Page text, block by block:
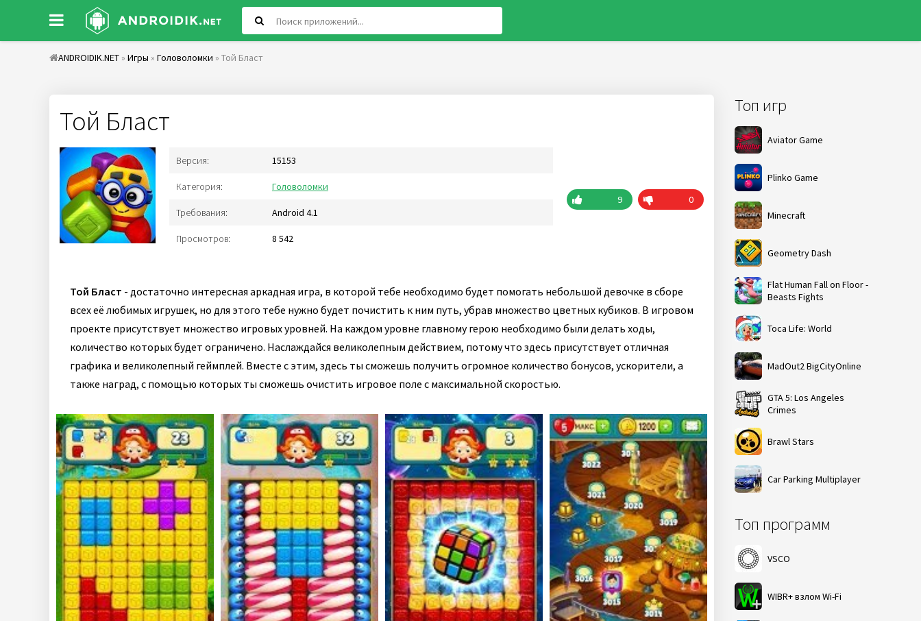
ANDROIDIK.NET » Игры » Головоломки » Той Бласт
Топ игр
Aviator Game
Plinko Game
Minecraft
Geometry Dash
Flat Human Fall on Floor -
Beasts Fights
Toca Life: World
MadOut2 BigCityOnline
GTA 5: Los Angeles
Crimes
Brawl Stars
Car Parking Multiplayer
Топ программ
VSCO
WIBR+ взлом Wi-Fi
Той Бласт
Версия: 15153
Категория: Головоломки
Требования: Android 4.1
Просмотров: 8 542
9 0
Той Бласт - достаточно интересная аркадная игра, в которой тебе необходимо будет помогать небольшой девочке в сборе
всех её любимых игрушек, но для этого тебе нужно будет почистить к ним путь, убрав множество цветных кубиков. В игровом
проекте присутствует множество игровых уровней. На каждом уровне главному герою необходимо были делать ходы,
количество которых будет ограничено. Наслаждайся великолепным действием, потому что здесь присутствует отличная
графика и великолепный геймплей. Вместе с этим, здесь ты сможешь получить огромное количество бонусов, ускорители, а
также наград, с помощью которых ты сможешь очистить игровое поле с максимальной скоростью.